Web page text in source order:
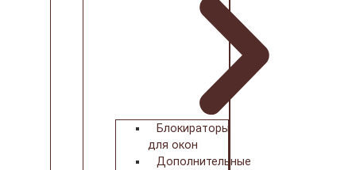
Блокираторы
для окон
Дополнительные